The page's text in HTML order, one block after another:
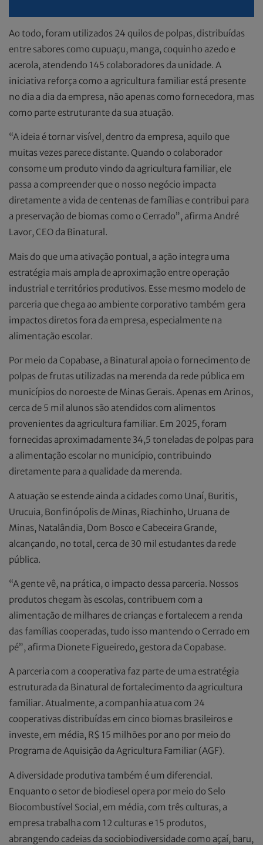
Ao todo, foram utilizados 24 quilos de polpas, distribuídas
entre sabores como cupuaçu, manga, coquinho azedo e
acerola, atendendo 145 colaboradores da unidade. A
iniciativa reforça como a agricultura familiar está presente
no dia a dia da empresa, não apenas como fornecedora, mas
como parte estruturante da sua atuação.
“A ideia é tornar visível, dentro da empresa, aquilo que
muitas vezes parece distante. Quando o colaborador
consome um produto vindo da agricultura familiar, ele
passa a compreender que o nosso negócio impacta
diretamente a vida de centenas de famílias e contribui para
a preservação de biomas como o Cerrado”, afirma André
Lavor, CEO da Binatural.
Mais do que uma ativação pontual, a ação integra uma
estratégia mais ampla de aproximação entre operação
industrial e territórios produtivos. Esse mesmo modelo de
parceria que chega ao ambiente corporativo também gera
impactos diretos fora da empresa, especialmente na
alimentação escolar.
Por meio da Copabase, a Binatural apoia o fornecimento de
polpas de frutas utilizadas na merenda da rede pública em
municípios do noroeste de Minas Gerais. Apenas em Arinos,
cerca de 5 mil alunos são atendidos com alimentos
provenientes da agricultura familiar. Em 2025, foram
fornecidas aproximadamente 34,5 toneladas de polpas para
a alimentação escolar no município, contribuindo
diretamente para a qualidade da merenda.
A atuação se estende ainda a cidades como Unaí, Buritis,
Urucuia, Bonfinópolis de Minas, Riachinho, Uruana de
Minas, Natalândia, Dom Bosco e Cabeceira Grande,
alcançando, no total, cerca de 30 mil estudantes da rede
pública.
“A gente vê, na prática, o impacto dessa parceria. Nossos
produtos chegam às escolas, contribuem com a
alimentação de milhares de crianças e fortalecem a renda
das famílias cooperadas, tudo isso mantendo o Cerrado em
pé”, afirma Dionete Figueiredo, gestora da Copabase.
A parceria com a cooperativa faz parte de uma estratégia
estruturada da Binatural de fortalecimento da agricultura
familiar. Atualmente, a companhia atua com 24
cooperativas distribuídas em cinco biomas brasileiros e
investe, em média, R$ 15 milhões por ano por meio do
Programa de Aquisição da Agricultura Familiar (AGF).
A diversidade produtiva também é um diferencial.
Enquanto o setor de biodiesel opera por meio do Selo
Biocombustível Social, em média, com três culturas, a
empresa trabalha com 12 culturas e 15 produtos,
abrangendo cadeias da sociobiodiversidade como açaí, baru,